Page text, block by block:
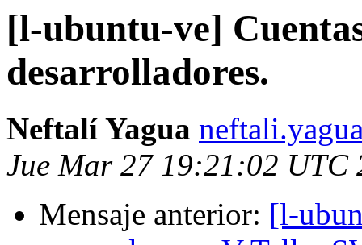
[l-ubuntu-ve]
desarrolladores.
Neftalí Yagua
Jue Mar 27 19:21:02 UTC
Mensaje anterior: [l-